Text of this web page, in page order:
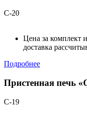
С-20
Цена за комплект
доставка
Подробнее
Пристенная печь
С-19